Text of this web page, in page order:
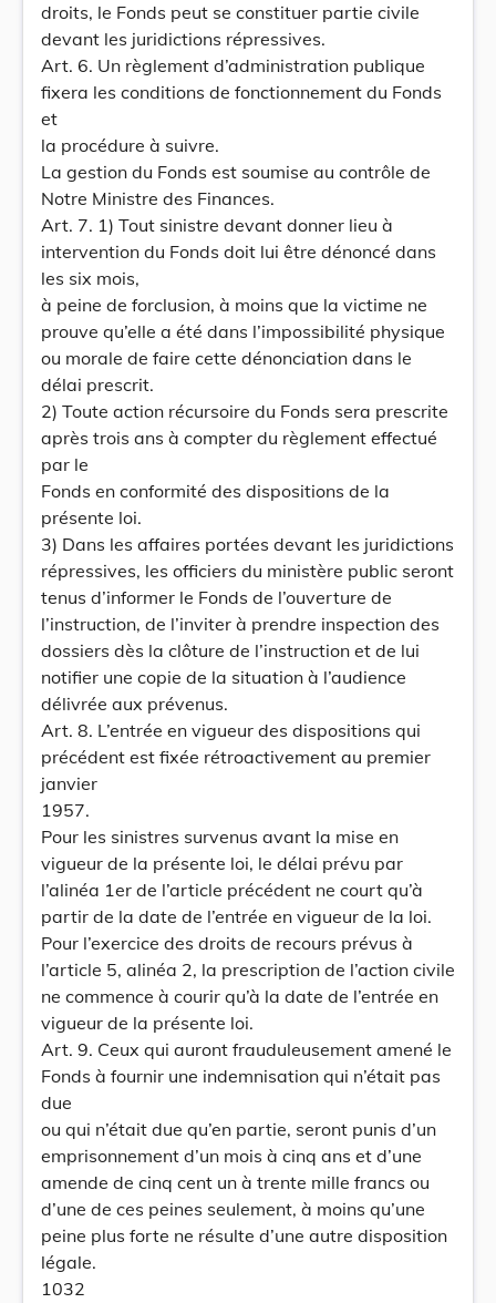
droits, le Fonds peut se constituer partie civile
devant les juridictions répressives.
Art. 6. Un règlement d’administration publique
fixera les conditions de fonctionnement du Fonds
et
la procédure à suivre.
La gestion du Fonds est soumise au contrôle de
Notre Ministre des Finances.
Art. 7. 1) Tout sinistre devant donner lieu à
intervention du Fonds doit lui être dénoncé dans
les six mois,
à peine de forclusion, à moins que la victime ne
prouve qu’elle a été dans l’impossibilité physique
ou morale de faire cette dénonciation dans le
délai prescrit.
2) Toute action récursoire du Fonds sera prescrite
après trois ans à compter du règlement effectué
par le
Fonds en conformité des dispositions de la
présente loi.
3) Dans les affaires portées devant les juridictions
répressives, les officiers du ministère public seront
tenus d’informer le Fonds de l’ouverture de
l’instruction, de l’inviter à prendre inspection des
dossiers dès la clôture de l’instruction et de lui
notifier une copie de la situation à l’audience
délivrée aux prévenus.
Art. 8. L’entrée en vigueur des dispositions qui
précédent est fixée rétroactivement au premier
janvier
1957.
Pour les sinistres survenus avant la mise en
vigueur de la présente loi, le délai prévu par
l’alinéa 1er de l’article précédent ne court qu’à
partir de la date de l’entrée en vigueur de la loi.
Pour l’exercice des droits de recours prévus à
l’article 5, alinéa 2, la prescription de l’action civile
ne commence à courir qu’à la date de l’entrée en
vigueur de la présente loi.
Art. 9. Ceux qui auront frauduleusement amené le
Fonds à fournir une indemnisation qui n’était pas
due
ou qui n’était due qu’en partie, seront punis d’un
emprisonnement d’un mois à cinq ans et d’une
amende de cinq cent un à trente mille francs ou
d’une de ces peines seulement, à moins qu’une
peine plus forte ne résulte d’une autre disposition
légale.
1032